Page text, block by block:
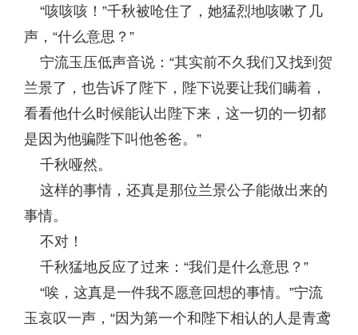
“咳咳咳！”千秋被呛住了，她猛烈地咳嗽了几
声，“什么意思？”
宁流玉压低声音说：“其实前不久我们又找到贺
兰景了，也告诉了陛下，陛下说要让我们瞒着，
看看他什么时候能认出陛下来，这一切的一切都
是因为他骗陛下叫他爸爸。”
千秋哑然。
这样的事情，还真是那位兰景公子能做出来的
事情。
不对！
千秋猛地反应了过来：“我们是什么意思？”
“唉，这真是一件我不愿意回想的事情。”宁流
玉哀叹一声，“因为第一个和陛下相认的人是青鸢